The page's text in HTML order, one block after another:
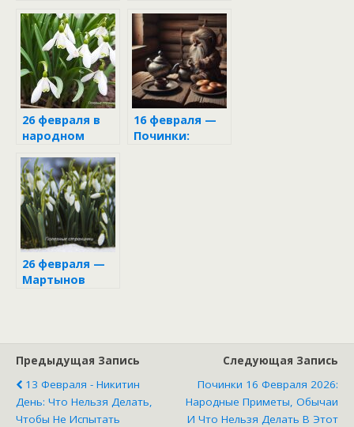
нельзя делать,
чтобы не
потерять
удачу
26 февраля в
народном
16 февраля —
Починки:
26 февраля —
Мартынов
Предыдущая Запись
13 Февраля - Никитин
День: Что Нельзя Делать,
Чтобы Не Испытать
Следующая Запись
Починки 16 Февраля 2026:
Народные Приметы, Обычаи
И Что Нельзя Делать В Этот